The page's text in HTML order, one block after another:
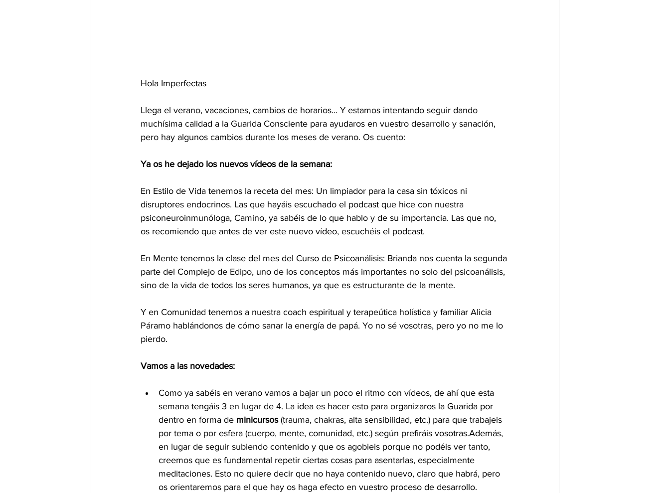
Hola Imperfectas
Llega el verano, vacaciones, cambios de horarios... Y estamos intentando seguir dando
muchísima calidad a la Guarida Consciente para ayudaros en vuestro desarrollo y sanación,
pero hay algunos cambios durante los meses de verano. Os cuento:
Ya os he dejado los nuevos vídeos de la semana:
En Estilo de Vida tenemos la receta del mes: Un limpiador para la casa sin tóxicos ni
disruptores endocrinos. Las que hayáis escuchado el podcast que hice con nuestra
psiconeuroinmunóloga, Camino, ya sabéis de lo que hablo y de su importancia. Las que no,
os recomiendo que antes de ver este nuevo vídeo, escuchéis el podcast.
En Mente tenemos la clase del mes del Curso de Psicoanálisis: Brianda nos cuenta la segunda
parte del Complejo de Edipo, uno de los conceptos más importantes no solo del psicoanálisis,
sino de la vida de todos los seres humanos, ya que es estructurante de la mente.
Y en Comunidad tenemos a nuestra coach espiritual y terapeútica holística y familiar Alicia
Páramo hablándonos de cómo sanar la energía de papá. Yo no sé vosotras, pero yo no me lo
pierdo.
Vamos a las novedades:
Como ya sabéis en verano vamos a bajar un poco el ritmo con vídeos, de ahí que esta
semana tengáis 3 en lugar de 4. La idea es hacer esto para organizaros la Guarida por
dentro en forma de minicursos (trauma, chakras, alta sensibilidad, etc.) para que trabajeis
por tema o por esfera (cuerpo, mente, comunidad, etc.) según prefiráis vosotras.Además,
en lugar de seguir subiendo contenido y que os agobieis porque no podéis ver tanto,
creemos que es fundamental repetir ciertas cosas para asentarlas, especialmente
meditaciones. Esto no quiere decir que no haya contenido nuevo, claro que habrá, pero
os orientaremos para el que hay os haga efecto en vuestro proceso de desarrollo.